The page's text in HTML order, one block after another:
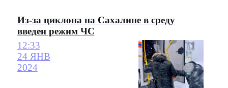
Из-за циклона на Сахалине в среду
введен режим ЧС
12:33
24 ЯНВ
2024